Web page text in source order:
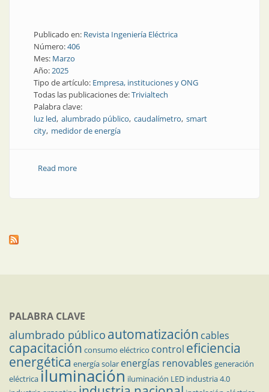
Publicado en: Revista Ingeniería Eléctrica
Número:406
Mes: Marzo
Año:2025
Tipo de artículo: Empresa, instituciones y ONG
Todas las publicaciones de:Trivialtech
Palabra clave:
luz led alumbrado público caudalímetro smart
city medidor de energía
Read moreabout La fábrica de tecnología para la ciudad
PALABRA CLAVE
alumbrado público automatización cables
capacitación consumo eléctrico control eficiencia
energética energía solar energías renovables generación
eléctricailuminación iluminación LED industria 4.0